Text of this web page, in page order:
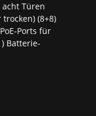
Türen
(8+8)
Ports für
Batterie-